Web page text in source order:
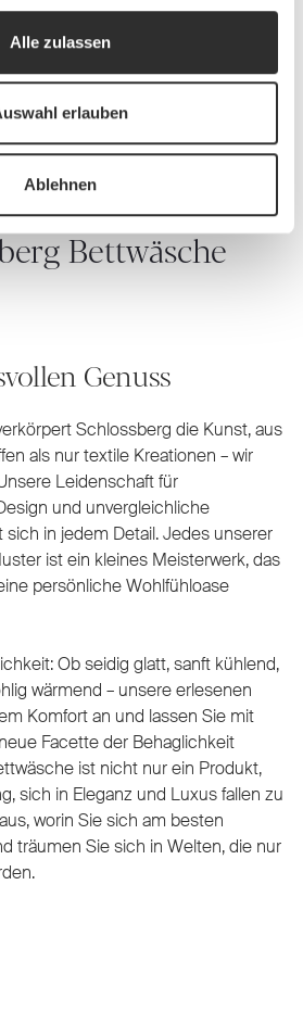
Alle zulassen
erlauben
Ablehnen
Bettwäsche
Genuss
Schlossberg die Kunst, aus
als nur textile Kreationen – wir
Leidenschaft für
und unvergleichliche
in jedem Detail. Jedes unserer
ist ein kleines Meisterwerk, das
persönliche Wohlfühloase
Ob seidig glatt, sanft kühlend,
wärmend – unsere erlesenen
Komfort an und lassen Sie mit
Facette der Behaglichkeit
ist nicht nur ein Produkt,
sich in Eleganz und Luxus fallen zu
worin Sie sich am besten
träumen Sie sich in Welten, die nur